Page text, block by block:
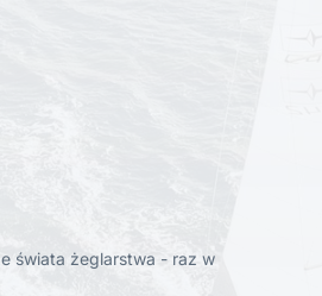
świata żeglarstwa - raz w